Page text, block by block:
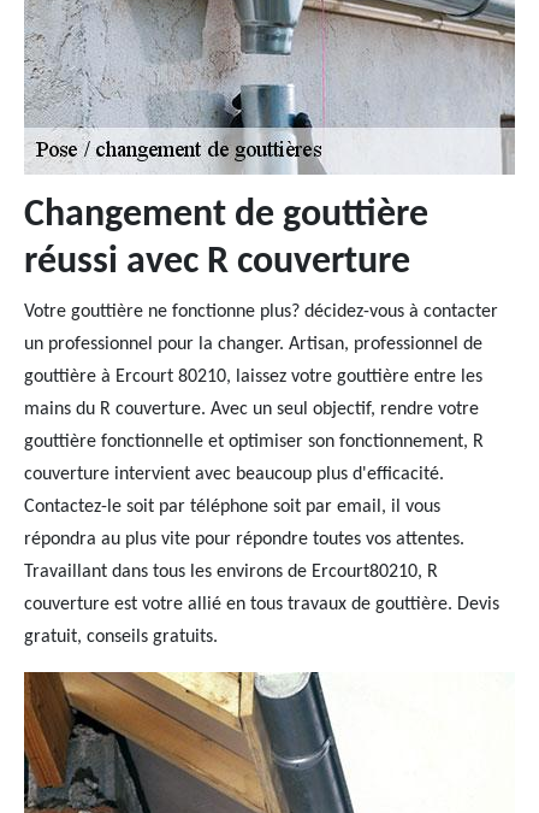
Changement de gouttière
réussi avec R couverture
Votre gouttière ne fonctionne plus? décidez-vous à contacter
un professionnel pour la changer. Artisan, professionnel de
gouttière à Ercourt 80210, laissez votre gouttière entre les
mains du R couverture. Avec un seul objectif, rendre votre
gouttière fonctionnelle et optimiser son fonctionnement, R
couverture intervient avec beaucoup plus d'efficacité.
Contactez-le soit par téléphone soit par email, il vous
répondra au plus vite pour répondre toutes vos attentes.
Travaillant dans tous les environs de Ercourt80210, R
couverture est votre allié en tous travaux de gouttière. Devis
gratuit, conseils gratuits.